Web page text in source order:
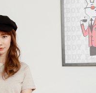
以下簡稱本公司）所提供，讓
，並由商店將買賣／分期付款
帳單繳交帳款。
關係目的，商店將以您的個人
哥大進項蒐集、處理及利用，
認、核對及更正。
oppay.tw/userRule
中的連結，可透過四大超商／
為交易完成。
但若您需要取消訂單，請聯絡
視為有效，需透過AFTEE先享
帳頁面顯示為準，若有關於
問，請聯繫「AFTEE先享後付
support/home